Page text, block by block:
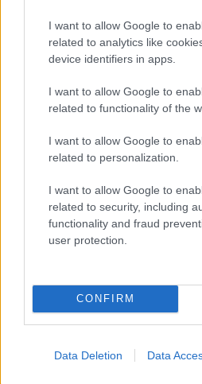
I want to allow Google to
related to analytics like
device identifiers in apps.
I want to allow Google to
related to functionality of the
I want to allow Google to
related to personalization.
I want to allow Google to
related to security, including
functionality and fraud
user protection.
CONFIRM
Data Deletion Data
Τα μηνύματα αυτού του τύπου